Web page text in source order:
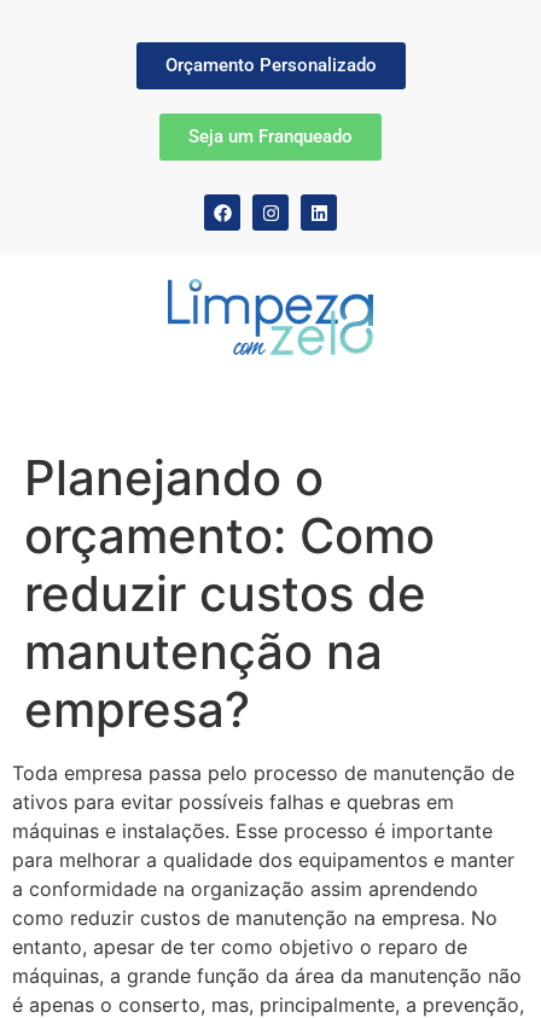
Orçamento Personalizado
Seja um Franqueado
Planejando o
orçamento: Como
reduzir custos de
manutenção na
empresa?
Toda empresa passa pelo processo de manutenção de
ativos para evitar possíveis falhas e quebras em
máquinas e instalações. Esse processo é importante
para melhorar a qualidade dos equipamentos e manter
a conformidade na organização assim aprendendo
como reduzir custos de manutenção na empresa. No
entanto, apesar de ter como objetivo o reparo de
máquinas, a grande função da área da manutenção não
é apenas o conserto, mas, principalmente, a prevenção,